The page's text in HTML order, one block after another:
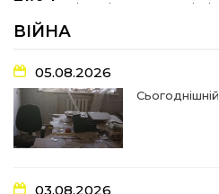
історії Героїв
17:18
27 лип
У Барвінківській
найгуманнішої професії
16:29
22 лип
Медики
вдосконалюють
ВІЙНА
05.08.2026
03.08.2026